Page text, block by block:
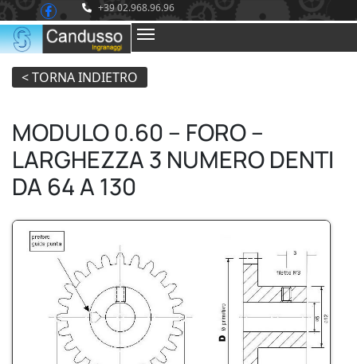
+39 02.968.96.96
MODULO 0.60 – FORO –
LARGHEZZA 3 NUMERO DENTI
DA 64 A 130